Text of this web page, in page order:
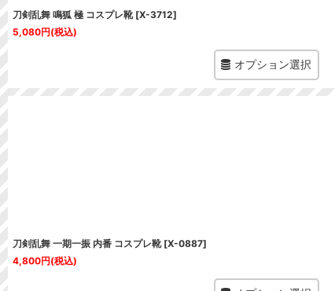
刀剣乱舞 鳴狐 極 コスプレ靴 [X-3712]
5,080円(税込)
オプション選択
刀剣乱舞 一期一振 内番 コスプレ靴 [X-0887]
4,800円(税込)